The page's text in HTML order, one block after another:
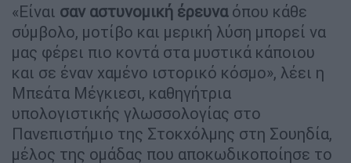
«Είναι σαν αστυνομική έρευναόπου κάθε
σύμβολο, μοτίβο και μερική λύση μπορεί να
μας φέρει πιο κοντά στα μυστικά κάποιου
και σε έναν χαμένο ιστορικό κόσμο», λέει η
Μπεάτα Μέγκιεσι, καθηγήτρια
υπολογιστικής γλωσσολογίας στο
Πανεπιστήμιο της Στοκχόλμης στη Σουηδία,
μέλος της ομάδας που αποκωδικοποίησε το